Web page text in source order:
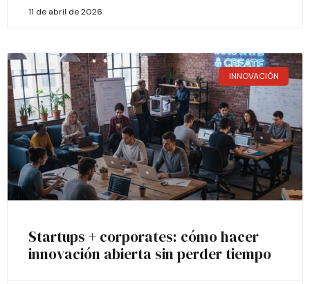
11 de abril de 2026
INNOVACIÓN
Startups + corporates: cómo hacer
innovación abierta sin perder tiempo